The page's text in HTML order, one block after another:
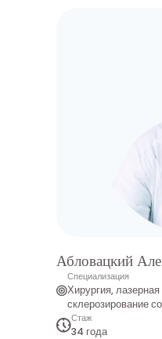
Абловацкий
Специализация
Хирургия,
склерозирование
Стаж
34 года